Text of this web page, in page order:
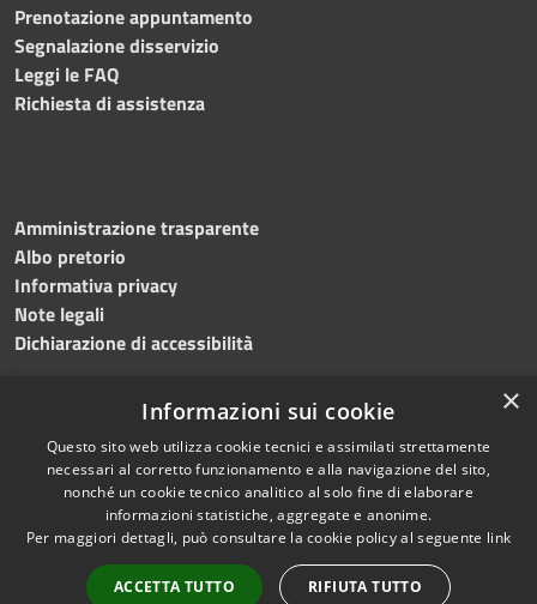
Prenotazione appuntamento
Segnalazione disservizio
Leggi le FAQ
Richiesta di assistenza
Amministrazione trasparente
Albo pretorio
Informativa privacy
Note legali
Dichiarazione di accessibilità
RSS
Accessibilità
Cookie
Mappa del sito
Copyright © 2024 •
Comune diGrottaminarda
• Powered byMunicipium
•Redazione
×
Informazioni sui cookie
Questo sito web utilizza cookie tecnici e assimilati strettamente
necessari al corretto funzionamento e alla navigazione del sito,
nonché un cookie tecnico analitico al solo fine di elaborare
informazioni statistiche, aggregate e anonime.
Per maggiori dettagli, può consultare la cookie policy al seguente link
ACCETTA TUTTO RIFIUTA TUTTO